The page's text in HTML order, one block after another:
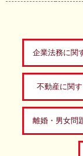
企業法務に関
不動産に関
離婚・男女問